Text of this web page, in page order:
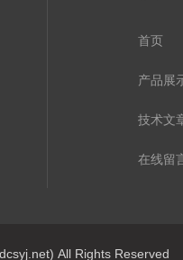
首页
产品展
技术文
在线留
All Rights Reserved